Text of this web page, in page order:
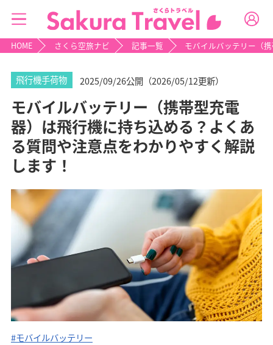
HOME さくら空旅ナビ 記事一覧 モバイルバッテリー（
飛行機手荷物 2025/09/26公開（2026/05/12更新）
モバイルバッテリー（携帯型充電
器）は飛行機に持ち込める？よくあ
る質問や注意点をわかりやすく解説
します！
#モバイルバッテリー